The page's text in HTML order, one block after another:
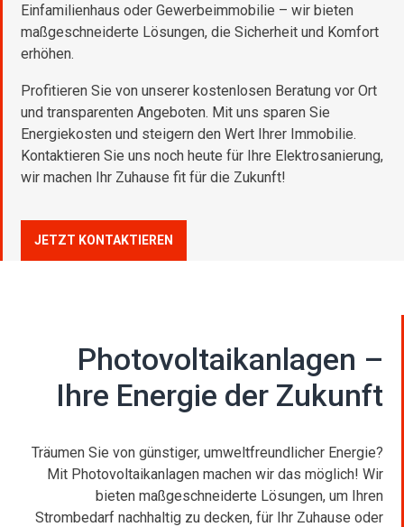
Einfamilienhaus oder Gewerbeimmobilie – wir bieten
maßgeschneiderte Lösungen, die Sicherheit und Komfort
erhöhen.
Profitieren Sie von unserer kostenlosen Beratung vor Ort
und transparenten Angeboten. Mit uns sparen Sie
Energiekosten und steigern den Wert Ihrer Immobilie.
Kontaktieren Sie uns noch heute für Ihre Elektrosanierung,
wir machen Ihr Zuhause fit für die Zukunft!
JETZT KONTAKTIEREN
Photovoltaikanlagen –
Ihre Energie der Zukunft
Träumen Sie von günstiger, umweltfreundlicher Energie?
Mit Photovoltaikanlagen machen wir das möglich! Wir
bieten maßgeschneiderte Lösungen, um Ihren
Strombedarf nachhaltig zu decken, für Ihr Zuhause oder